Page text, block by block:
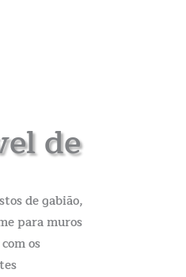
de
de gabião,
para muros
os